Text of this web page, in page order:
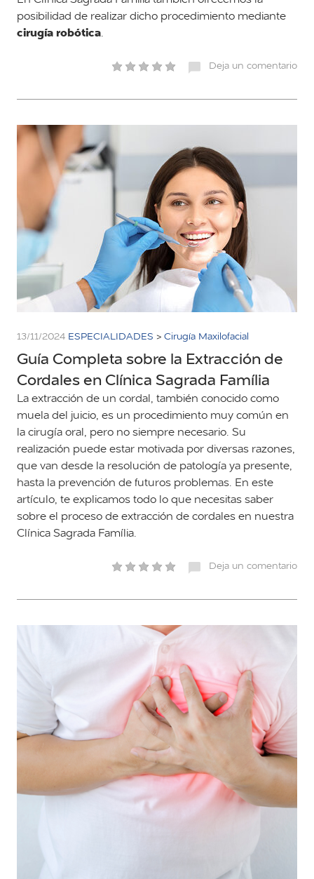
posibilidad de realizar dicho procedimiento mediante
cirugía robótica.
Deja un comentario
13/11/2024 ESPECIALIDADES > Cirugía Maxilofacial
Guía Completa sobre la Extracción de
Cordales en Clínica Sagrada Família
La extracción de un cordal, también conocido como
muela del juicio, es un procedimiento muy común en
la cirugía oral, pero no siempre necesario. Su
realización puede estar motivada por diversas razones,
que van desde la resolución de patología ya presente,
hasta la prevención de futuros problemas. En este
artículo, te explicamos todo lo que necesitas saber
sobre el proceso de extracción de cordales en nuestra
Clínica Sagrada Família.
Deja un comentario